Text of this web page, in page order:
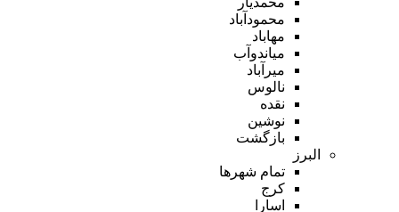
محمودآباد
مهاباد
میاندوآب
میرآباد
نالوس
نقده
نوشین
بازگشت
البرز
تمام شهر‌ها
کرج
اسارا